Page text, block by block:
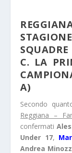
C. LA
A)
Secondo
Reggiana –
confermati
Under 17,
Andrea